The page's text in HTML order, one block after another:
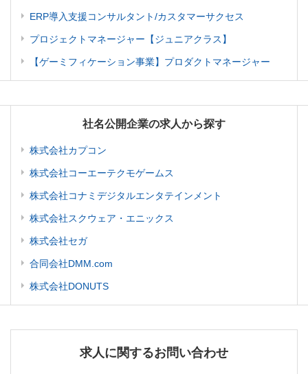
ERP導入支援コンサルタント/カスタマーサクセス
プロジェクトマネージャー【ジュニアクラス】
【ゲーミフィケーション事業】プロダクトマネージャー
社名公開企業の求人から探す
株式会社カプコン
株式会社コーエーテクモゲームス
株式会社コナミデジタルエンタテインメント
株式会社スクウェア・エニックス
株式会社セガ
合同会社DMM.com
株式会社DONUTS
求人に関するお問い合わせ